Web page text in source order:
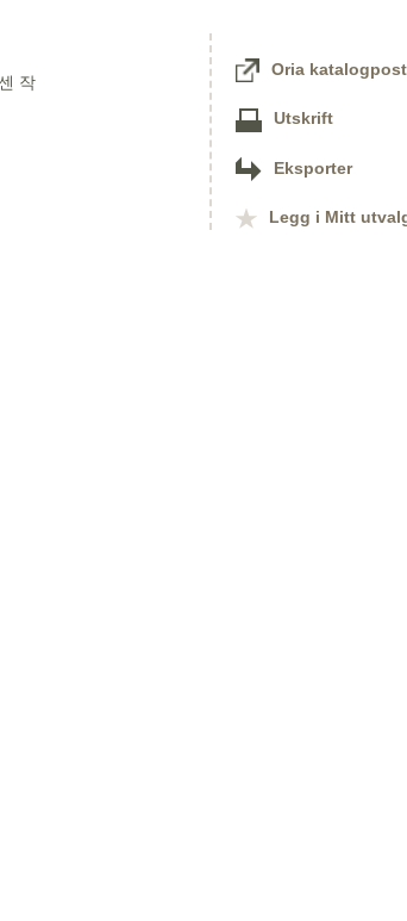
작
Oria katalogpost
Utskrift
Eksporter
Legg i Mitt